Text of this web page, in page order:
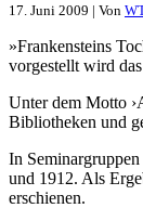
17. Juni 2009 | Von
»Frankensteins
vorgestellt wird
Unter dem Motto
Bibliotheken und
In
und 1912. Als
erschienen.